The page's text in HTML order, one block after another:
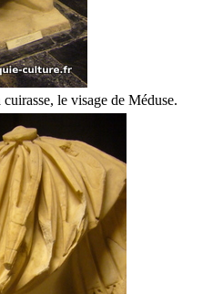
le visage de Méduse.